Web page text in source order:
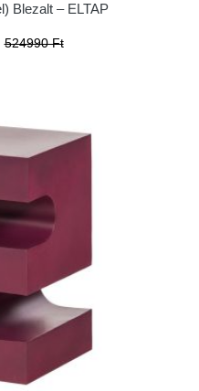
Blezalt – ELTAP
524990 Ft